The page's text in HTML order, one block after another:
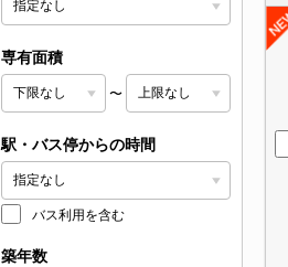
専有面積
〜
駅・バス停からの時間
バス利用を含む
築年数